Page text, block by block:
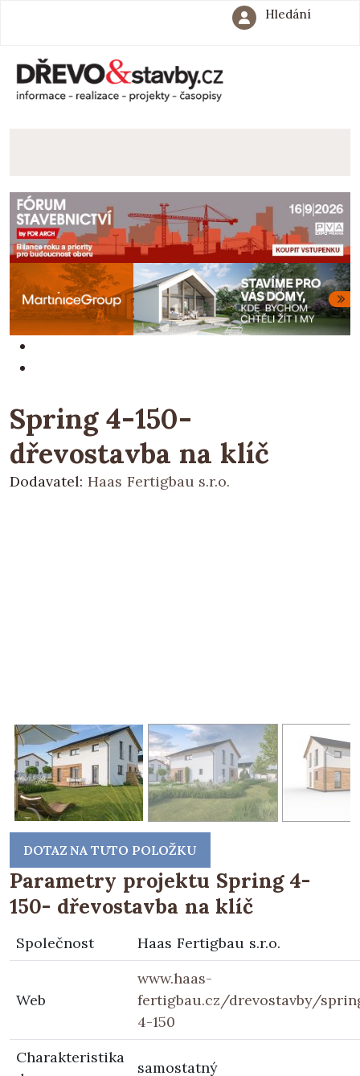
Hledání
Spring 4-150-
dřevostavba na klíč
Dodavatel: Haas Fertigbau s.r.o.
DOTAZ NA TUTO POLOŽKU
Parametry projektu Spring 4-
150- dřevostavba na klíč
Společnost Haas Fertigbau s.r.o.
Web
www.haas-
fertigbau.cz/drevostavby/
4-150
Charakteristika
samostatný